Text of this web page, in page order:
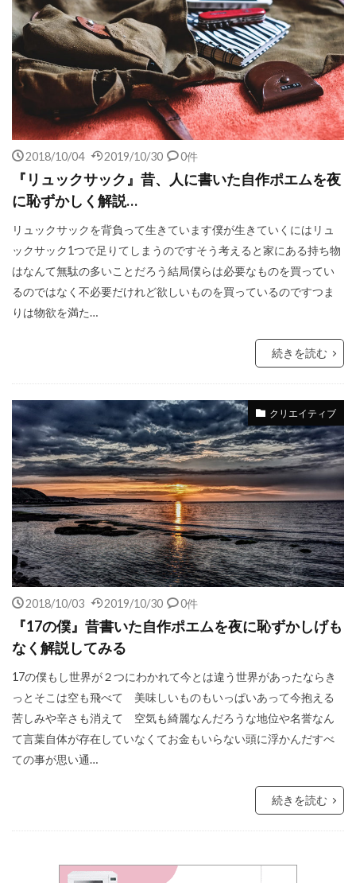
2018/10/04 2019/10/30 0件
『リュックサック』昔、人に書いた自作ポエムを夜
に恥ずかしく解説…
リュックサックを背負って生きています僕が生きていくにはリュ
ックサック1つで足りてしまうのですそう考えると家にある持ち物
はなんて無駄の多いことだろう結局僕らは必要なものを買ってい
るのではなく不必要だけれど欲しいものを買っているのですつま
りは物欲を満た…
続きを読む
クリエイティブ
2018/10/03 2019/10/30 0件
『17の僕』昔書いた自作ポエムを夜に恥ずかしげも
なく解説してみる
17の僕もし世界が２つにわかれて今とは違う世界があったならき
っとそこは空も飛べて 美味しいものもいっぱいあって今抱える
苦しみや辛さも消えて 空気も綺麗なんだろうな地位や名誉なん
て言葉自体が存在していなくてお金もいらない頭に浮かんだすべ
ての事が思い通…
続きを読む